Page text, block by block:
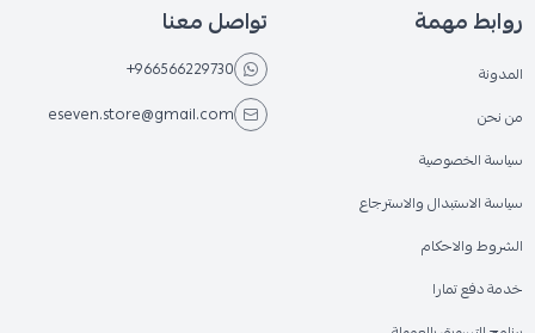
روابط مهمة
المدونة
من نحن
سياسة الخصوصية
سياسة الاستبدال والاسترجاع
الشروط والاحكام
خدمة دفع تمارا
تواصل معنا
+966566229730
eseven.store@gmail.com